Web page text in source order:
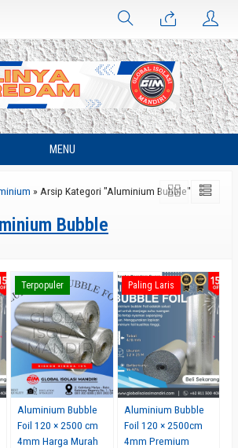
MENU
» Arsip Kategori "Aluminium Bubble"
Bubble
Terpopuler
Aluminium Bubble
Foil 120 × 2500 cm
4mm Harga Murah
Paling Laris
Aluminium Bubble
Foil 120 × 2500cm
4mm Premium